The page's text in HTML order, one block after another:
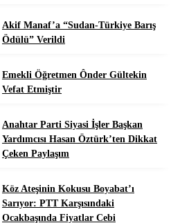
Akif Manaf’a “Sudan-Türkiye Barış
Ödülü” Verildi
Emekli Öğretmen Ônder Gültekin
Vefat Etmiştir
Anahtar Parti Siyasi İşler Başkan
Yardımcısı Hasan Öztürk’ten Dikkat
Çeken Paylaşım
Köz Ateşinin Kokusu Boyabat’ı
Sarıyor: PTT Karşısındaki
Ocakbaşında Fiyatlar Cebi